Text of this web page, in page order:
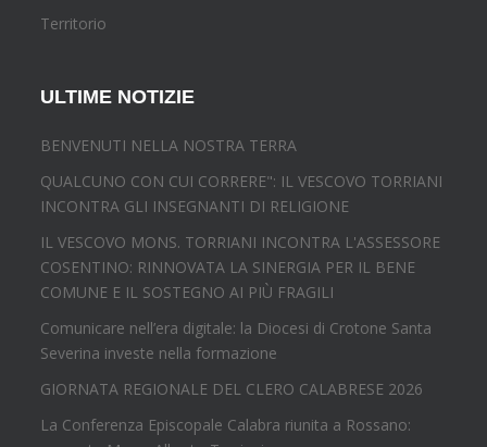
Territorio
ULTIME NOTIZIE
BENVENUTI NELLA NOSTRA TERRA
QUALCUNO CON CUI CORRERE": IL VESCOVO TORRIANI
INCONTRA GLI INSEGNANTI DI RELIGIONE
IL VESCOVO MONS. TORRIANI INCONTRA L'ASSESSORE
COSENTINO: RINNOVATA LA SINERGIA PER IL BENE
COMUNE E IL SOSTEGNO AI PIÙ FRAGILI
Comunicare nell’era digitale: la Diocesi di Crotone Santa
Severina investe nella formazione
GIORNATA REGIONALE DEL CLERO CALABRESE 2026
La Conferenza Episcopale Calabra riunita a Rossano: